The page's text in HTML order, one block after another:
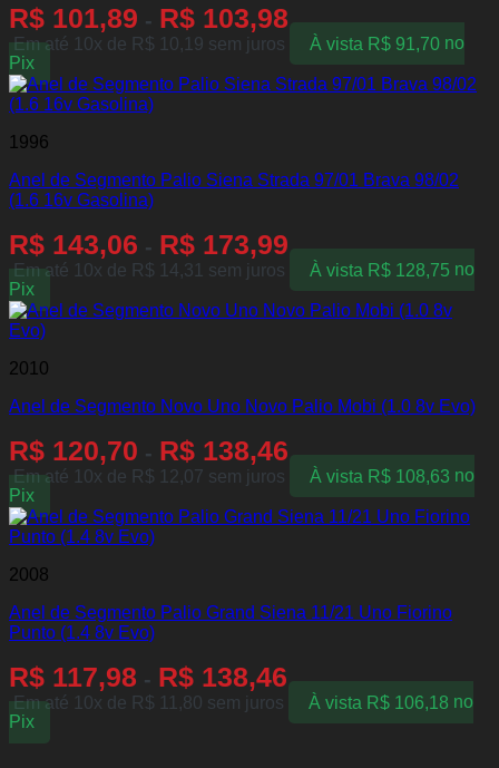
R$ 101,89 - R$ 103,98
Em até 10x de R$ 10,19 sem juros À vista R$91,70 no
Pix
1996
Anel de Segmento Palio Siena Strada 97/01 Brava 98/02
(1.6 16v Gasolina)
R$ 143,06 - R$ 173,99
Em até 10x de R$ 14,31 sem juros À vista R$128,75 no
Pix
2010
Anel de Segmento Novo Uno Novo Palio Mobi (1.0 8v Evo)
R$ 120,70 - R$ 138,46
Em até 10x de R$ 12,07 sem juros À vista R$108,63 no
Pix
2008
Anel de Segmento Palio Grand Siena 11/21 Uno Fiorino
Punto (1.4 8v Evo)
R$ 117,98 - R$ 138,46
Em até 10x de R$ 11,80 sem juros À vista R$106,18 no
Pix